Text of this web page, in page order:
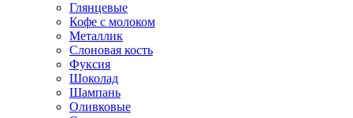
Глянцевые
Кофе с молоком
Металлик
Слоновая кость
Фуксия
Шоколад
Шампань
Оливковые